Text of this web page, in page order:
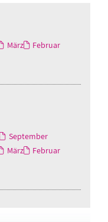
März
Februar
September
März
Februar